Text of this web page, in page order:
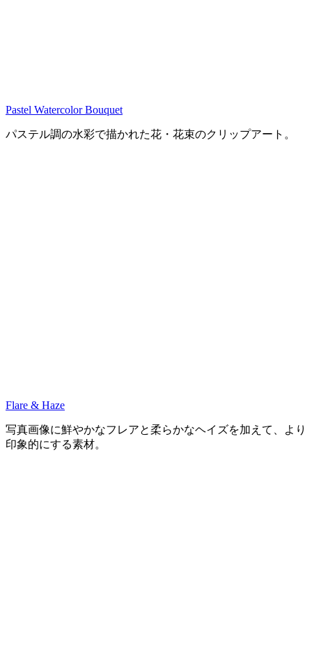
Pastel Watercolor Bouquet
パステル調の水彩で描かれた花・花束のクリップアート。
Flare & Haze
写真画像に鮮やかなフレアと柔らかなヘイズを加えて、より
印象的にする素材。